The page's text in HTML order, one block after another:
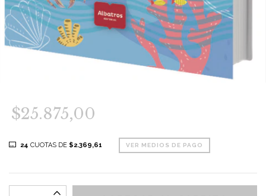
$25.875,00
24 CUOTAS DE$2.369,61 VER MEDIOS DE PAGO